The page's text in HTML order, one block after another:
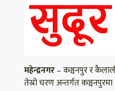
महेन्द्रनगर– कञ्चनपुर र
तेस्रो चरण अन्तर्गत